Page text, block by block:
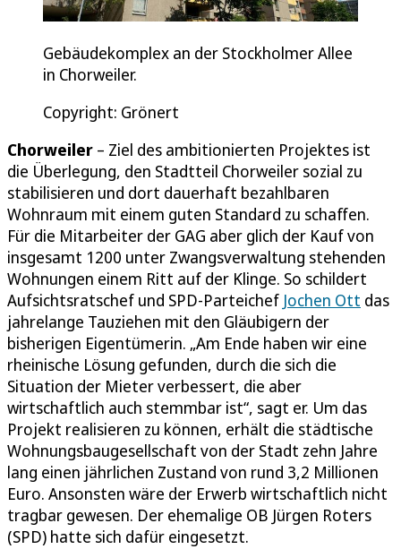
Gebäudekomplex an der Stockholmer Allee
in Chorweiler.
Copyright: Grönert
Chorweiler – Ziel des ambitionierten Projektes ist
die Überlegung, den Stadtteil Chorweiler sozial zu
stabilisieren und dort dauerhaft bezahlbaren
Wohnraum mit einem guten Standard zu schaffen.
Für die Mitarbeiter der GAG aber glich der Kauf von
insgesamt 1200 unter Zwangsverwaltung stehenden
Wohnungen einem Ritt auf der Klinge. So schildert
Aufsichtsratschef und SPD-Parteichef Jochen Ott das
jahrelange Tauziehen mit den Gläubigern der
bisherigen Eigentümerin. „Am Ende haben wir eine
rheinische Lösung gefunden, durch die sich die
Situation der Mieter verbessert, die aber
wirtschaftlich auch stemmbar ist“, sagt er. Um das
Projekt realisieren zu können, erhält die städtische
Wohnungsbaugesellschaft von der Stadt zehn Jahre
lang einen jährlichen Zustand von rund 3,2 Millionen
Euro. Ansonsten wäre der Erwerb wirtschaftlich nicht
tragbar gewesen. Der ehemalige OB Jürgen Roters
(SPD) hatte sich dafür eingesetzt.